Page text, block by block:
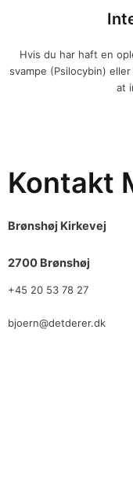
Hvis du har haft en
svampe (Psilocybin)
at
Kontakt
Brønshøj Kirkevej
2700 Brønshøj
+45 20 53 78 27
bjoern@detderer.dk